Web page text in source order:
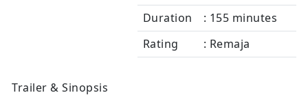
Duration
: 155 minutes
Rating
: Remaja
Trailer & Sinopsis